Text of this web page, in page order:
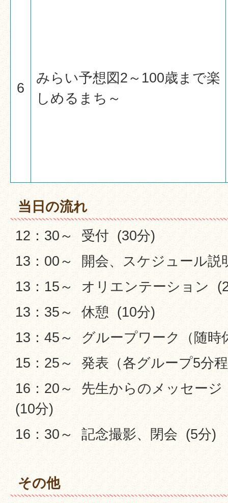
6
みらい予想図2～100歳まで楽
しめるまち～
当日の流れ
12：30～ 受付 (30分)
13：00～ 開会、スケジュール説
13：15～ オリエンテーション
13：35～ 休憩 (10分)
13：45～ グループワーク（随時
15：25～ 発表（各グループ5分
16：20～ 先生からのメッセージ
(10分)
16：30～ 記念撮影、閉会 (5分)
その他